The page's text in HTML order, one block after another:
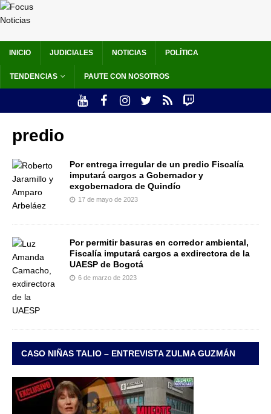
INICIO JUDICIALES NOTICIAS POLÍTICA
TENDENCIAS PAUTE CON NOSOTROS
predio
Por entrega irregular de un predio Fiscalía
imputará cargos a Gobernador y
exgobernadora de Quindío
17 de mayo de 2023
Por permitir basuras en corredor ambiental,
Fiscalía imputará cargos a exdirectora de la
UAESP de Bogotá
6 de marzo de 2023
CASO NIÑAS TALIO – ENTREVISTA ZULMA GUZMÁN